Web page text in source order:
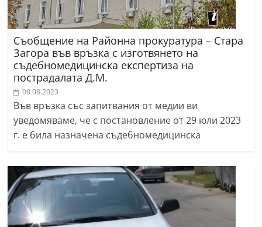
Съобщение на Районна прокуратура – Стара
Загора във връзка с изготвянето на
съдебномедицинска експертиза на
пострадалата Д.М.
08.08.2023
Във връзка със запитвания от медии ви
уведомяваме, че с постановление от 29 юли 2023
г. е била назначена съдебномедицинска